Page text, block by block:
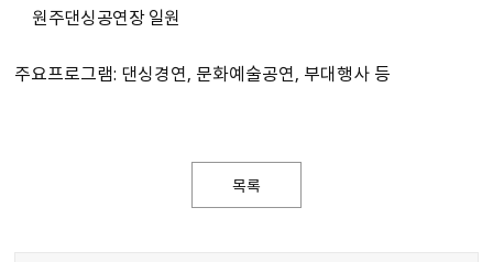
원주댄싱공연장 일원
주요프로그램: 댄싱경연, 문화예술공연, 부대행사 등
목록